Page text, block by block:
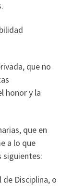
que no
honor y la
que en
a lo que
siguientes:
Disciplina, o